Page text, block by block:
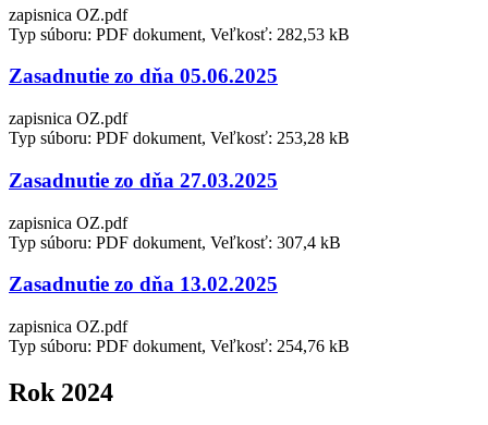
zapisnica OZ.pdf
Typ súboru: PDF dokument, Veľkosť: 282,53 kB
Zasadnutie zo dňa 05.06.2025
zapisnica OZ.pdf
Typ súboru: PDF dokument, Veľkosť: 253,28 kB
Zasadnutie zo dňa 27.03.2025
zapisnica OZ.pdf
Typ súboru: PDF dokument, Veľkosť: 307,4 kB
Zasadnutie zo dňa 13.02.2025
zapisnica OZ.pdf
Typ súboru: PDF dokument, Veľkosť: 254,76 kB
Rok 2024